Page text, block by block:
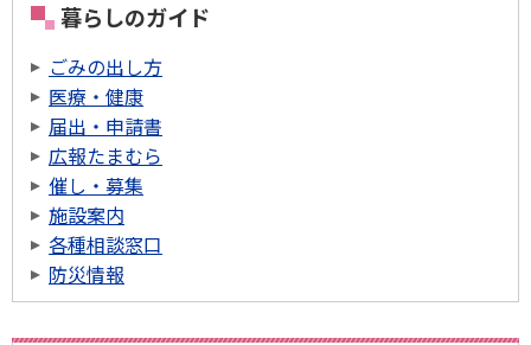
暮らしのガイド
ごみの出し方
医療・健康
届出・申請書
広報たまむら
催し・募集
施設案内
各種相談窓口
防災情報